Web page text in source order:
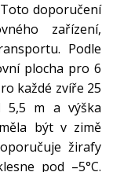
doporučení
zařízení,
Podle
plocha pro 6
každé zvíře 25
5,5 m a výška
být v zimě
žirafy
pod –5°C.